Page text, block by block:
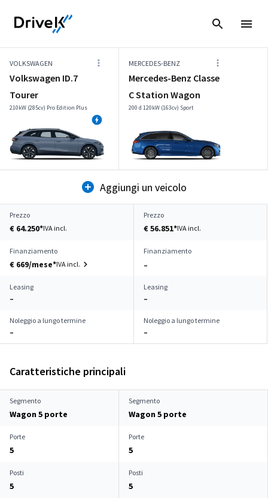
VOLKSWAGEN
Volkswagen ID.7
Tourer
210kW (285cv) Pro Edition Plus
MERCEDES-BENZ
Mercedes-Benz Classe
C Station Wagon
200 d 120kW (163cv) Sport
Aggiungi un veicolo
Prezzo
€ 64.250*IVA incl.
Prezzo
€ 56.851*IVA incl.
Finanziamento
€ 669/mese*IVA incl.
Finanziamento
–
Leasing
–
Leasing
–
Noleggio a lungo termine
–
Noleggio a lungo termine
–
Caratteristiche principali
Segmento
Wagon 5 porte
Segmento
Wagon 5 porte
Porte
5
Porte
5
Posti
5
Posti
5